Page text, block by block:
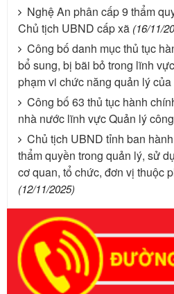
Nghệ An phân cấp 9 thẩm
Chủ tịch UBND cấp xã (16/11/
Công bố danh mục thủ tục
bổ sung, bị bãi bỏ trong lĩnh
phạm vi chức năng quản lý
Công bố 63 thủ tục hành
nhà nước lĩnh vực Quản lý
Chủ tịch UBND tỉnh ban
thẩm quyền trong quản lý, sử
cơ quan, tổ chức, đơn vị thuộc
(12/11/2025)